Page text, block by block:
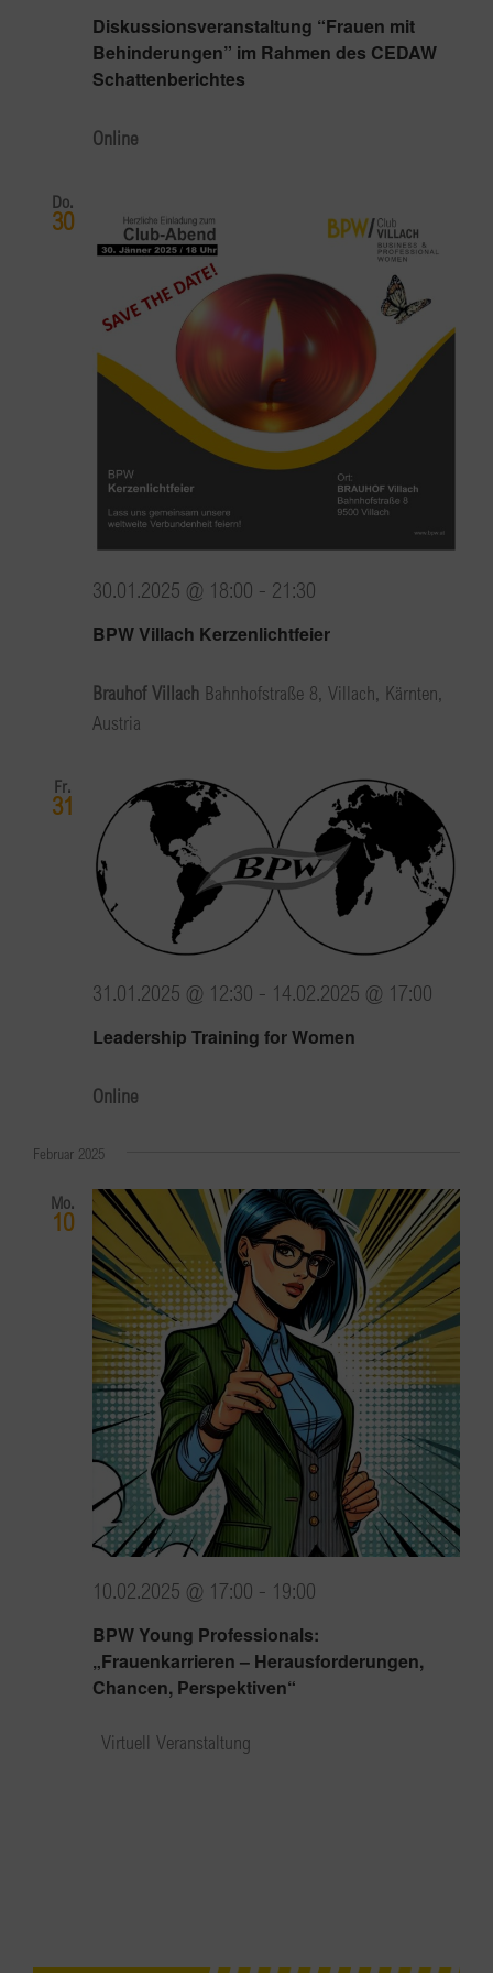
Diskussionsveranstaltung “Frauen mit
Behinderungen” im Rahmen des CEDAW
Schattenberichtes
Online
Do.
30
BPW Villach Kerzenlichtfeier
30.01.2025 @ 18:00 - 21:30
Brauhof Villach Bahnhofstraße 8, Villach, Kärnten,
Austria
Fr.
31
Leadership Training for Women
31.01.2025 @ 12:30 - 14.02.2025 @ 17:00
Online
Februar 2025
Mo.
10
BPW Young Professionals:
„Frauenkarrieren – Herausforderungen,
Chancen, Perspektiven“
10.02.2025 @ 17:00 - 19:00
Virtuell Veranstaltung